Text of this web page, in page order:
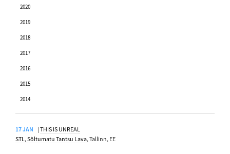
2020
2019
2018
2017
2016
2015
2014
17 JAN | THIS IS UNREAL
STL, Sõltumatu Tantsu Lava, Tallinn, EE